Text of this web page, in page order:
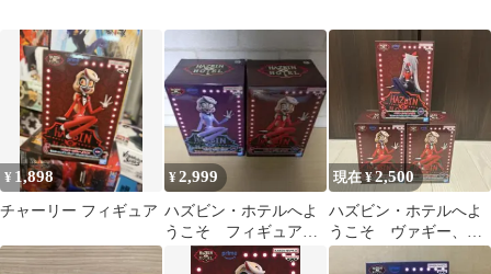
¥ 1,898
チャーリー フィギュア
¥2,999
ハズビン・ホテルへよ
うこそ フィギュア
チャーリー カラー
現在 ¥2,500
ハズビン・ホテルへよ
うこそ ヴァギー、チ
ャーリー フィギュア3